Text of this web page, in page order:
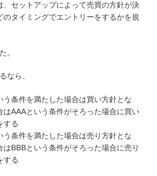
、セットアップによって売買の方針が決
のタイミングでエントリーをするかを規
。
なら、
う条件を満たした場合は買い方針とな
はAAAという条件がそろった場合に買い
する
条件を満たした場合は売り方針とな
はBBBという条件がそろった場合に売り
する